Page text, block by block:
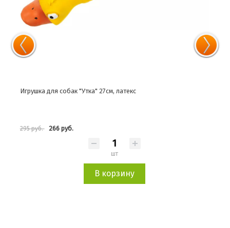
Игрушка для собак "Утка" 27см, латекс
295 руб. 266 руб.
шт
В корзину